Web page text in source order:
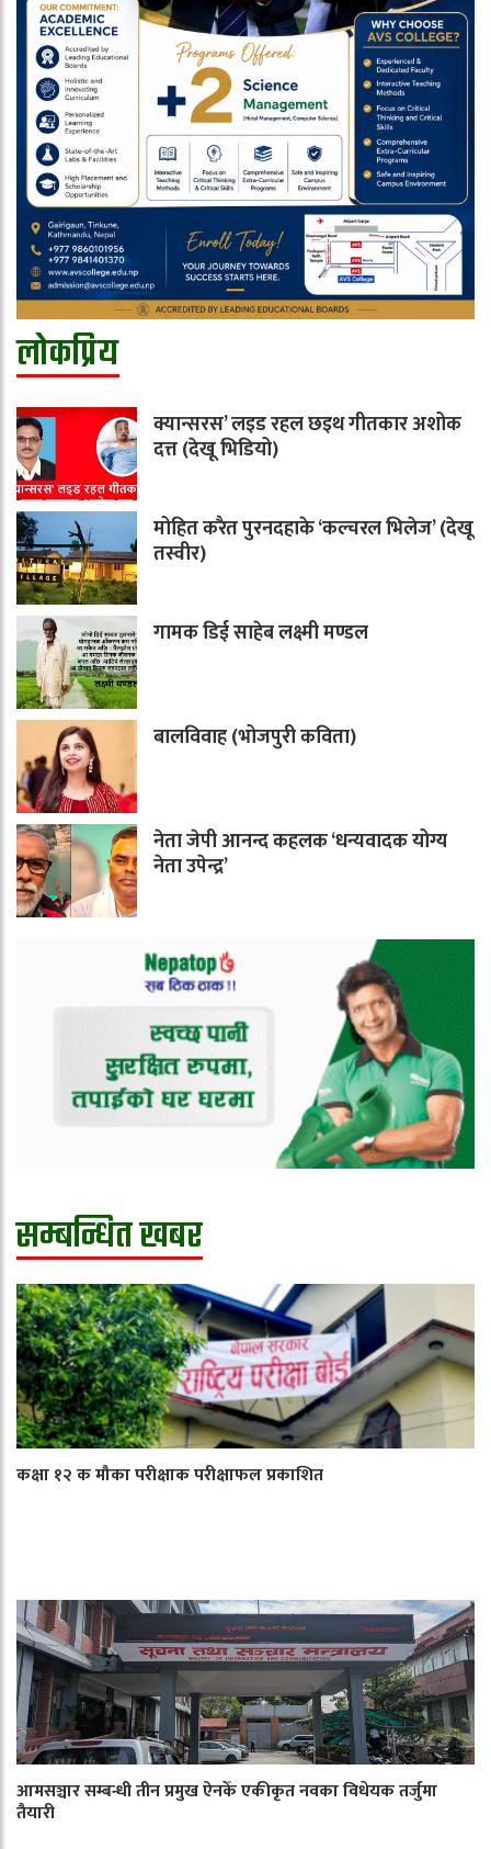
लोकप्रिय
क्यान्सरस’ लइड रहल छइथ गीतकार अशोक
दत्त (देखू भिडियो)
मोहित करैत पुरनदहाके ‘कल्चरल भिलेज’ (देखू
तस्वीर)
गामक डिई साहेब लक्ष्मी मण्डल
बालविवाह (भोजपुरी कविता)
नेता जेपी आनन्द कहलक ‘धन्यवादक योग्य
नेता उपेन्द्र’
सम्बन्धित खबर
कक्षा १२ क मौका परीक्षाक परीक्षाफल प्रकाशित
आमसञ्चार सम्बन्धी तीन प्रमुख ऐनकेँ एकीकृत नवका विधेयक तर्जुमा
तैयारी